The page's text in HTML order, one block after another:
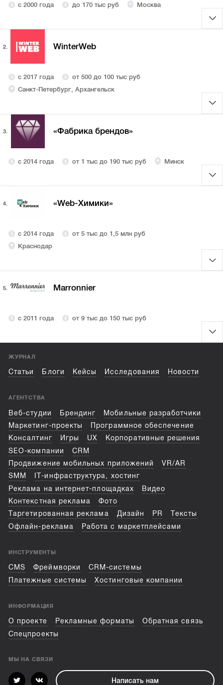
с 2000 года до 170 тыс руб Москва
2. WinterWeb
с 2017 года
от 500 до 100 тыс руб
Санкт-Петербург, Архангельск
3. «Фабрика брендов»
с 2014 года от 1 тыс до 190 тыс руб Минск
4. «Web-Химики»
с 2014 года
от 5 тыс до 1,5 млн руб
Краснодар
5. Marronnier
с 2011 года от 9 тыс до 150 тыс руб
ЖУРНАЛ
Статьи Блоги Кейсы Исследования Новости
АГЕНТСТВА
Веб-студии Брендинг
Мобильные разработчики
Маркетинг-проекты
Программное обеспечение
Консалтинг
Игры UX
Корпоративные решения
SEO-компании
CRM
Продвижение мобильных приложений
VR/AR
SMM
IT-инфраструктура, хостинг
Реклама на интернет-площадках
Видео
Контекстная реклама
Фото
Таргетированная реклама
Дизайн PR
Тексты
Офлайн-реклама
Работа с маркетплейсами
ИНСТРУМЕНТЫ
CMS Фреймворки
CRM-системы
Платежные системы
Хостинговые компании
ИНФОРМАЦИЯ
О проекте Рекламные форматы
Обратная связь
Спецпроекты
МЫ НА СВЯЗИ
Написать нам